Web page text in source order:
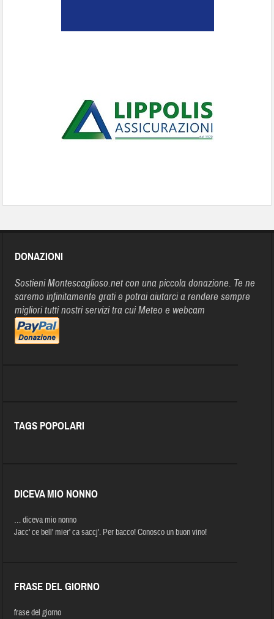
DONAZIONI
Sostieni Montescaglioso.net con una piccola donazione. Te ne
saremo infinitamente grati e potrai aiutarci a rendere sempre
migliori tutti nostri servizi tra cui Meteo e webcam
TAGS POPOLARI
DICEVA MIO NONNO
… diceva mio nonno
Jacc' ce bell' mier' ca saccj'. Per bacco! Conosco un buon vino!
FRASE DEL GIORNO
frase del giorno